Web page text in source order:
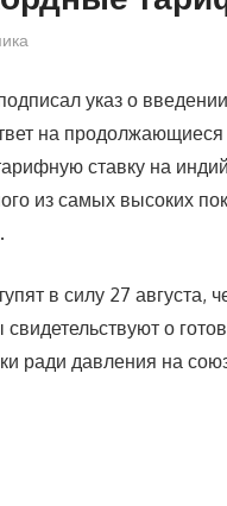
указ о
на продолжающиеся
ставку на
из самых высоких
в силу 27 августа,
о
ради давления на